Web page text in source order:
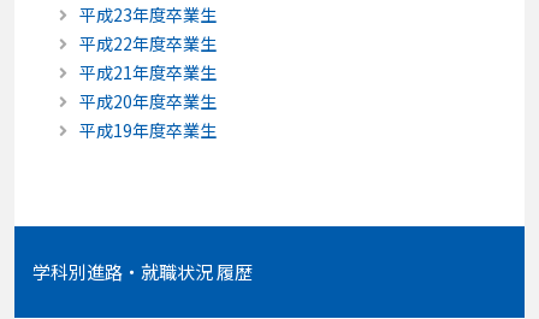
平成23年度卒業生
平成22年度卒業生
平成21年度卒業生
平成20年度卒業生
平成19年度卒業生
学科別進路・就職状況 履歴